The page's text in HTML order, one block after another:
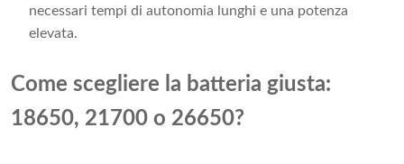
necessari tempi di autonomia lunghi e una potenza
elevata.
Come scegliere la batteria giusta:
18650, 21700 o 26650?